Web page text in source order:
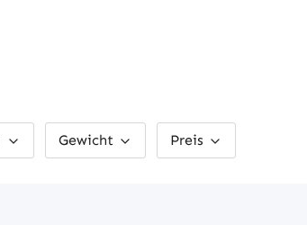
Gewicht Preis